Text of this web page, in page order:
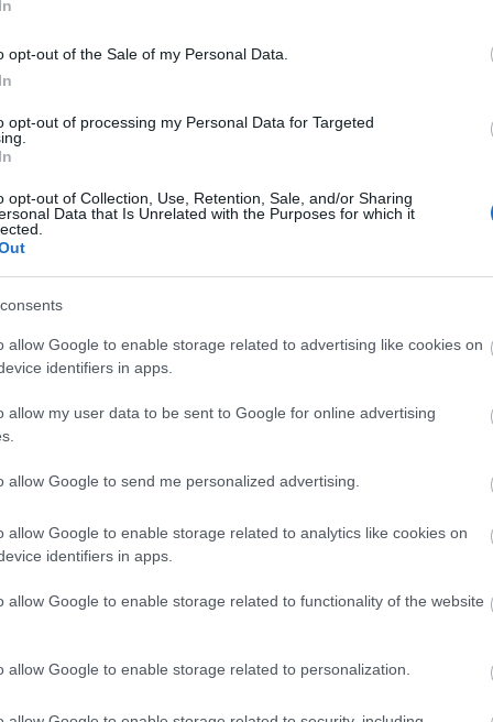
opt-out of the Sale of my Personal Data.
opt-out of processing my Personal Data for Targeted
opt-out of Collection, Use, Retention, Sale, and/or Sharing
Data that Is Unrelated with the Purposes for which it
allow Google to enable storage related to advertising like cookies on
identifiers in apps.
allow my user data to be sent to Google for online advertising
allow Google to send me personalized advertising.
allow Google to enable storage related to analytics like cookies on
identifiers in apps.
allow Google to enable storage related to functionality of the website
allow Google to enable storage related to personalization.
válaszolom, bár valahol olvasom a falon
leadja a rendelést, hogy capuccino, a
igazából a cortado lenne a legjobb.
Még nem egyeztettek a hullámokról, de új a
egyébként még nem kaptam cortadót:
25